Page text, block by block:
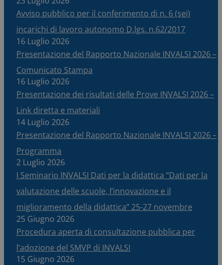
Avviso pubblico per il conferimento di n. 6 (sei)
incarichi di lavoro autonomo D.lgs. n.62/2017
16 Luglio 2026
Presentazione del Rapporto Nazionale INVALSI 2026 –
Comunicato Stampa
16 Luglio 2026
Presentazione dei risultati delle Prove INVALSI 2026 –
Link diretta e materiali
14 Luglio 2026
Presentazione del Rapporto Nazionale INVALSI 2026 –
Programma
2 Luglio 2026
I Seminario INVALSI Dati per la didattica “Dati per la
valutazione delle scuole, l’innovazione e il
miglioramento della didattica” 25-27 novembre
25 Giugno 2026
Procedura aperta di consultazione pubblica per
l’adozione del SMVP di INVALSI
15 Giugno 2026